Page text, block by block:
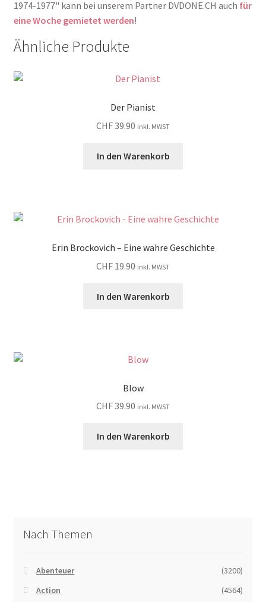
1974-1977" kann bei unserem Partner DVDONE.CH auch für
eine Woche gemietet werden!
Ähnliche Produkte
Der Pianist
CHF39.90 inkl. MWST
In den Warenkorb
Erin Brockovich – Eine wahre Geschichte
CHF 19.90 inkl. MWST
In den Warenkorb
Blow
CHF39.90 inkl. MWST
In den Warenkorb
Nach Themen
Abenteuer
(3200)
Action
(4564)